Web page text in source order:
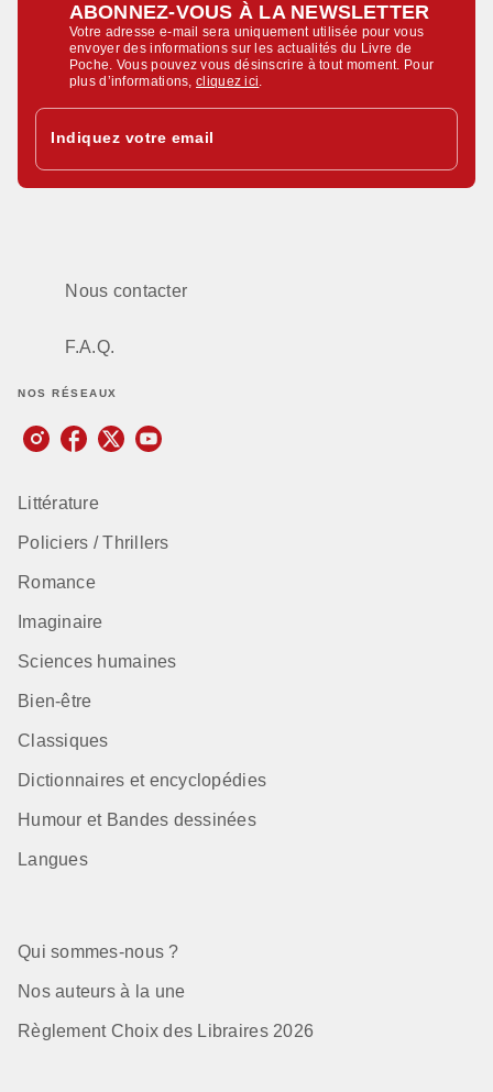
ABONNEZ-VOUS À LA NEWSLETTER
Votre adresse e-mail sera uniquement utilisée pour vous
envoyer des informations sur les actualités du Livre de
Poche. Vous pouvez vous désinscrire à tout moment. Pour
plus d’informations,cliquez ici.
Indiquez votre email
Nous contacter
F.A.Q.
NOS RÉSEAUX
Littérature
Policiers / Thrillers
Romance
Imaginaire
Sciences humaines
Bien-être
Classiques
Dictionnaires et encyclopédies
Humour et Bandes dessinées
Langues
Qui sommes-nous ?
Nos auteurs à la une
Règlement Choix des Libraires 2026